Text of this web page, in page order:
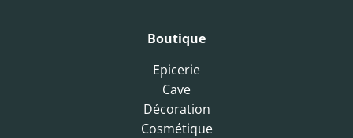
Boutique
Epicerie
Cave
Décoration
Cosmétique